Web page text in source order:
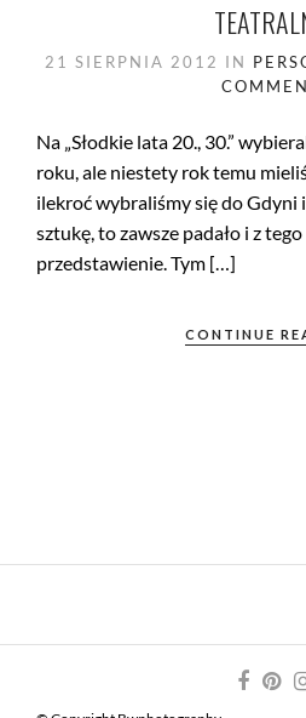
21 SIERPNIA 2012 IN
Na „Słodkie lata 20., 30.”
roku, ale niestety rok temu
ilekroć wybraliśmy się do
sztukę, to zawsze padało i z
przedstawienie. Tym […]
CONTINUE